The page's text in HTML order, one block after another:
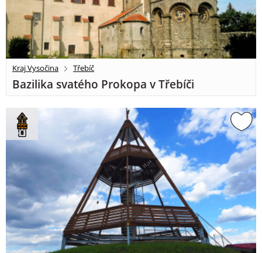
Kraj Vysočina Třebíč
Bazilika svatého Prokopa v Třebíči